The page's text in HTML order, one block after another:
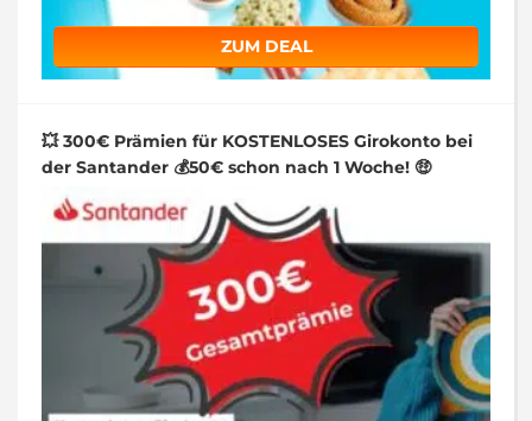
ZUM DEAL
💥 300€ Prämien für KOSTENLOSES Girokonto bei
der Santander 💰50€ schon nach 1 Woche! 🤑